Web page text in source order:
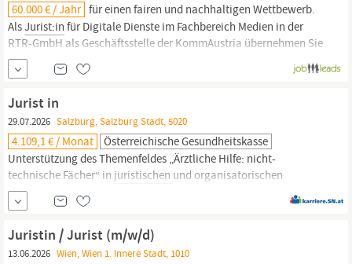
60.000 € / Jahr für einen fairen und nachhaltigen Wettbewerb.
AlsJurist:in für Digitale Dienste im Fachbereich Medien in der
RTR-GmbH als Geschäftsstelle der KommAustria übernehmen Sie
eine Schlüsselfunktion, die
strategisches Denken verbindet. Sie agieren als wichtige
Jurist in
29.07.2026 Salzburg, Salzburg Stadt, 5020
4.109,1 € / Monat
Österreichische Gesundheitskasse
Unterstützung des Themenfeldes „Ärztliche Hilfe: nicht-
technische Fächer“ in juristischen und organisatorischen
Angelegenheiten Aufbereitung von Entscheidungsgrundlagen und
Berichterstellung für Führungskräfte und Selbstverwaltung
Mitwirkung bei der Vorbereitung von Vertragsverhandlungen
sowie Teilnahme an den Verhandlungen
Juristin / Jurist (m/w/d)
13.06.2026 Wien, Wien 1. Innere Stadt, 1010